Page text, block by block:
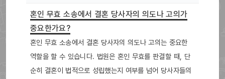
혼인 무효 소송에서 결혼 당사자의 의도나 고의가
중요한가요?
혼인 무효 소송에서 결혼 당사자의 의도나 고의는 중요한
역할을 할 수 있습니다. 법원은 혼인 무효를 판결할 때, 단
순히 결혼이 법적으로 성립했는지 여부를 넘어 당사자들의